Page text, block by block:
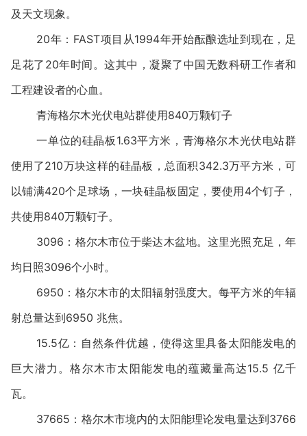
及天文现象。
20年：FAST项目从1994年开始酝酿选址到现在，足
足花了20年时间。这其中，凝聚了中国无数科研工作者和
工程建设者的心血。
青海格尔木光伏电站群使用840万颗钉子
一单位的硅晶板1.63平方米，青海格尔木光伏电站群
使用了210万块这样的硅晶板，总面积342.3万平方米，可
以铺满420个足球场，一块硅晶板固定，要使用4个钉子，
共使用840万颗钉子。
3096：格尔木市位于柴达木盆地。这里光照充足，年
均日照3096个小时。
6950：格尔木市的太阳辐射强度大。每平方米的年辐
射总量达到6950 兆焦。
15.5亿：自然条件优越，使得这里具备太阳能发电的
巨大潜力。格尔木市太阳能发电的蕴藏量高达15.5 亿千
瓦。
37665：格尔木市境内的太阳能理论发电量达到3766